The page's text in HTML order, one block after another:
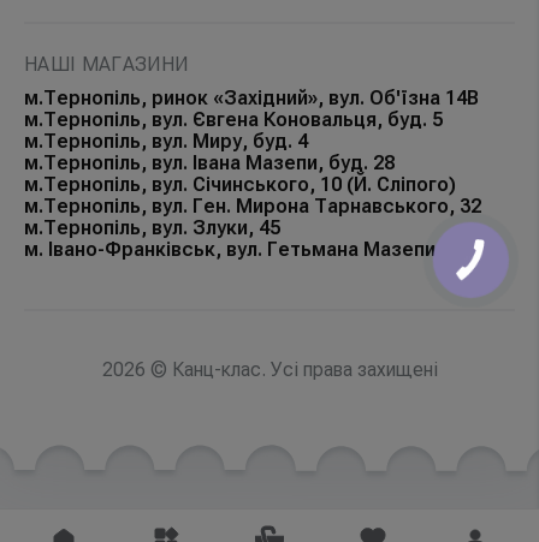
НАШІ МАГАЗИНИ
м.Тернопіль, ринок «Західний», вул. Об'їзна 14В
м.Тернопіль, вул. Євгена Коновальця, буд. 5
м.Тернопіль, вул. Миру, буд. 4
м.Тернопіль, вул. Івана Мазепи, буд. 28
м.Тернопіль, вул. Січинського, 10 (Й. Сліпого)
м.Тернопіль, вул. Ген. Мирона Тарнавського, 32
м.Тернопіль, вул. Злуки, 45
м. Івано-Франківськ, вул. Гетьмана Мазепи, 168Б
2026 © Канц-клас. Усі права захищені
КНОПКА
ЗВ'ЯЗКУ